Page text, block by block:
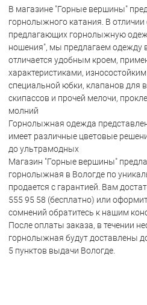
В магазине "Горные вершины"
горнолыжного катания. В отличии
предлагающих горнолыжную
ношения", мы предлагаем одежду
отличается удобным кроем,
характеристиками,
специальной юбки, клапанов для
скипассов и прочей мелочи,
молний
Горнолыжная одежда
имеет различные цветовые
до ультрамодных
Магазин "Горные вершины"
горнолыжная в Вологде по
продается с гарантией. Вам
555 95 58 (бесплатно) или
сомнений обратитесь к нашим
После оплаты заказа, в течении
горнолыжная будут доставлены
5 пунктов выдачи Вологде.